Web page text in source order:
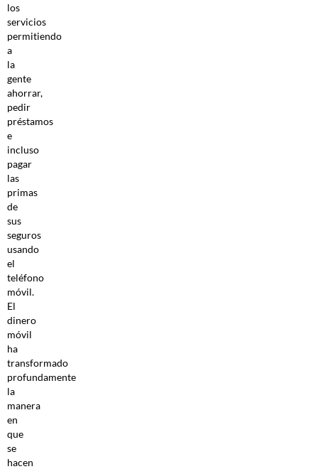
los
servicios
permitiendo
a
la
gente
ahorrar,
pedir
préstamos
e
incluso
pagar
las
primas
de
sus
seguros
usando
el
teléfono
móvil.
El
dinero
móvil
ha
transformado
profundamente
la
manera
en
que
se
hacen